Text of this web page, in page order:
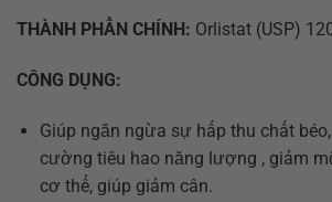
THÀNH PHẦN CHÍNH: Orlistat (USP)
CÔNG DỤNG:
Giúp ngăn ngừa sự hấp thu chất
cường tiêu hao năng lượng , giảm
cơ thể, giúp giảm cân.